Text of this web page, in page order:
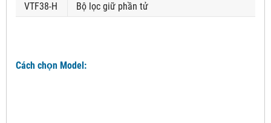
VTF38-H
Bộ lọc giữ phần tử
Cách chọn Model: